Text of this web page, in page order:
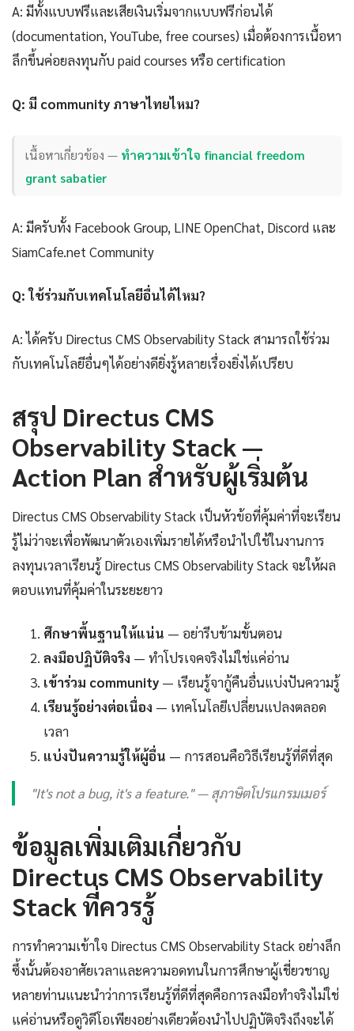
A: มีทั้งแบบฟรีและเสียเงินเริ่มจากแบบฟรีก่อนได้
(documentation, YouTube, free courses) เมื่อต้องการเนื้อหา
ลึกขึ้นค่อยลงทุนกับ paid courses หรือ certification
Q: มี community ภาษาไทยไหม?
เนื้อหาเกี่ยวข้อง — ทำความเข้าใจ financial freedom
grant sabatier
A: มีครับทั้ง Facebook Group, LINE OpenChat, Discord และ
SiamCafe.net Community
Q: ใช้ร่วมกับเทคโนโลยีอื่นได้ไหม?
A: ได้ครับ Directus CMS Observability Stack สามารถใช้ร่วม
กับเทคโนโลยีอื่นๆได้อย่างดียิ่งรู้หลายเรื่องยิ่งได้เปรียบ
สรุป Directus CMS
Observability Stack —
Action Plan สำหรับผู้เริ่มต้น
Directus CMS Observability Stack เป็นหัวข้อที่คุ้มค่าที่จะเรียน
รู้ไม่ว่าจะเพื่อพัฒนาตัวเองเพิ่มรายได้หรือนำไปใช้ในงานการ
ลงทุนเวลาเรียนรู้ Directus CMS Observability Stack จะให้ผล
ตอบแทนที่คุ้มค่าในระยะยาว
ศึกษาพื้นฐานให้แน่น — อย่ารีบข้ามขั้นตอน
ลงมือปฏิบัติจริง — ทำโปรเจคจริงไม่ใช่แค่อ่าน
เข้าร่วม community — เรียนรู้จากู้คืนอื่นแบ่งปันความรู้
เรียนรู้อย่างต่อเนื่อง — เทคโนโลยีเปลี่ยนแปลงตลอด
เวลา
แบ่งปันความรู้ให้ผู้อื่น — การสอนคือวิธีเรียนรู้ที่ดีที่สุด
"It's not a bug, it's a feature." — สุภาษิตโปรแกรมเมอร์
ข้อมูลเพิ่มเติมเกี่ยวกับ
Directus CMS Observability
Stack ที่ควรรู้
การทำความเข้าใจ Directus CMS Observability Stack อย่างลึก
ซึ้งนั้นต้องอาศัยเวลาและความอดทนในการศึกษาผู้เชี่ยวชาญ
หลายท่านแนะนำว่าการเรียนรู้ที่ดีที่สุดคือการลงมือทำจริงไม่ใช่
แค่อ่านหรือดูวิดีโอเพียงอย่างเดียวต้องนำไปปฏิบัติจริงถึงจะได้